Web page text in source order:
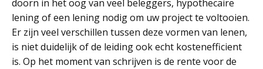
doorn in het oog van veel beleggers, hypothecaire
lening of een lening nodig om uw project te voltooien.
Er zijn veel verschillen tussen deze vormen van lenen,
is niet duidelijk of de leiding ook echt kostenefficient
is. Op het moment van schrijven is de rente voor de